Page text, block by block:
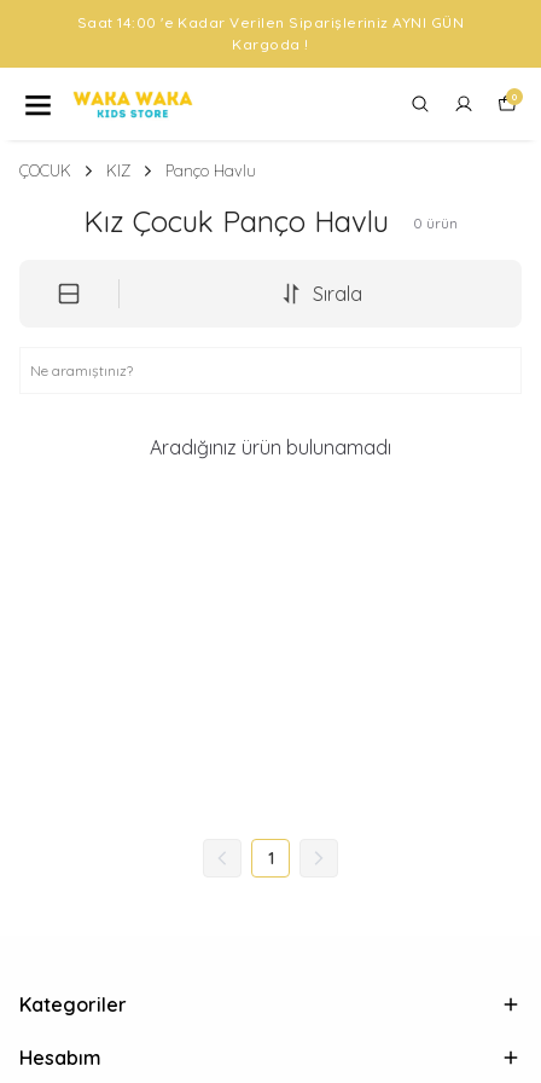
Saat 14:00 'e Kadar Verilen Siparişleriniz AYNI GÜN
Kargoda !
0
ÇOCUK KIZ Panço Havlu
Kız Çocuk Panço Havlu 0 ürün
Sırala
Aradığınız ürün bulunamadı
1
Kategoriler
Hesabım